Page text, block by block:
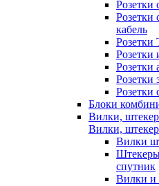
Розетки
Розетки
кабель
Розетки
Розетки
Розетки
Розетки
Блоки
Вилки,
Вилки,
Вилки
спутник
Вилки и